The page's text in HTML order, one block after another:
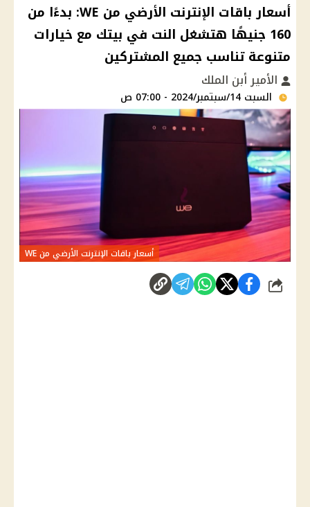
أسعار باقات الإنترنت الأرضي من WE: بدءًا من
160 جنيهًا هتشغل النت في بيتك مع خيارات
متنوعة تناسب جميع المشتركين
الأمير أبن الملك
السبت 14/سبتمبر/2024 - 07:00 ص
أسعار باقات الإنترنت الأرضي من WE
شارك